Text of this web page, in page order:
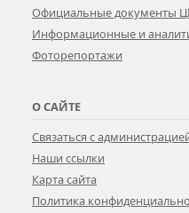
Официальные документы
Информационные и
Фоторепортажи
О САЙТЕ
Связаться с
Наши ссылки
Карта сайта
Политика